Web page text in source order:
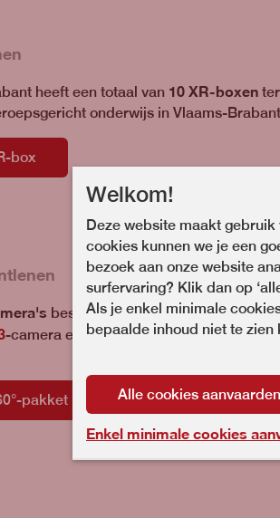
heeft een totaal van 10 XR-boxen
onderwijs in Vlaams-
box
beschikbaar om professionele
-camera en bijhorend statief, een
pakket
Welkom!
Deze website maakt
cookies kunnen we je een
bezoek aan onze website
surfervaring? Klik dan op
Als je enkel minimale
bepaalde inhoud niet te zien
Alle cookies aanvaarden
Enkel minimale cookies